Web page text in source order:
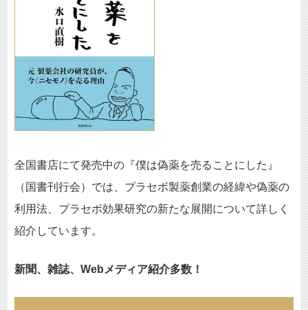
全国書店にて発売中の『僕は偽薬を売ることにした』
（国書刊行会）では、プラセボ製薬創業の経緯や偽薬の
利用法、プラセボ効果研究の新たな展開について詳しく
紹介しています。
新聞、雑誌、Webメディア紹介多数！